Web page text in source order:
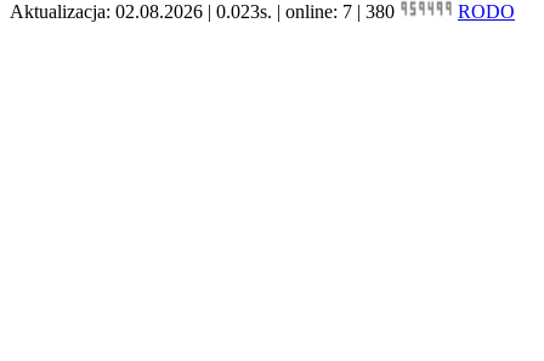
Aktualizacja: 02.08.2026 | 0.023s. | online: 7 | 380 RODO